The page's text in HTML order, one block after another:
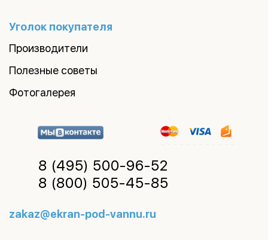
Уголок покупателя
Производители
Полезные советы
Фотогалерея
8 (495) 500-96-52
8 (800) 505-45-85
zakaz@ekran-pod-vannu.ru